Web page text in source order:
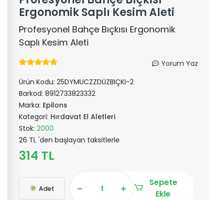
Ergonomik Saplı Kesim Aleti
Profesyonel Bahçe Bıçkısı Ergonomik
Saplı Kesim Aleti
Yorum Yaz
Ürün Kodu: 25DYMUCZZDÜZBIÇKI-2
Barkod: 8912733823332
Marka: Epilons
Kategori: Hırdavat El Aletleri
Stok: 2000
26 TL 'den başlayan taksitlerle
314 TL
Adet
Sepete
Ekle